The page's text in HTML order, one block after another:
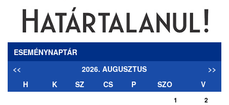
ESEMÉNYNAPTÁR
<<
2026. AUGUSZTUS
>>
H
K SZ CS P SZO V
1
2